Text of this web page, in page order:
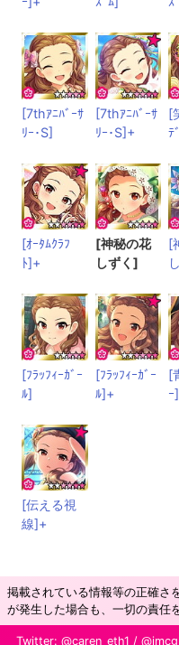
[7thｱﾆﾊﾞｰｻ
ﾘｰ･S]
[7thｱﾆﾊﾞｰｻ
ﾘｰ･S]+
[
ﾃ
[ｵｰﾀﾑｸﾗﾌ
ﾄ]+
[神秘の花
しずく]
[
[ﾌﾗｯﾌｨｰｶﾞｰ
ﾙ]
[ﾌﾗｯﾌｨｰｶﾞｰ
ﾙ]+
[
ｰ]
[伝える視
線]+
掲載されている情報等の正確さ
が発生した場合も、一切の責任
Twitter: @caren_eth1 /